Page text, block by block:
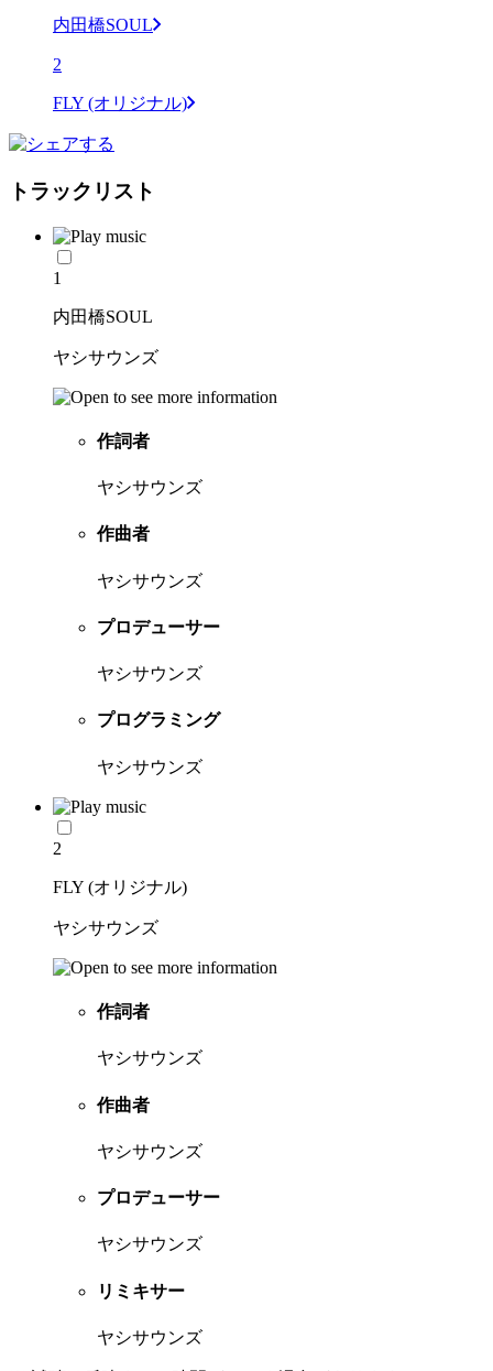
内田橋SOUL
2
FLY (オリジナル)
トラックリスト
1
内田橋SOUL
ヤシサウンズ
作詞者
ヤシサウンズ
作曲者
ヤシサウンズ
プロデューサー
ヤシサウンズ
プログラミング
ヤシサウンズ
2
FLY (オリジナル)
ヤシサウンズ
作詞者
ヤシサウンズ
作曲者
ヤシサウンズ
プロデューサー
ヤシサウンズ
リミキサー
ヤシサウンズ